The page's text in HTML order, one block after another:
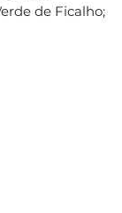
de Ficalho;